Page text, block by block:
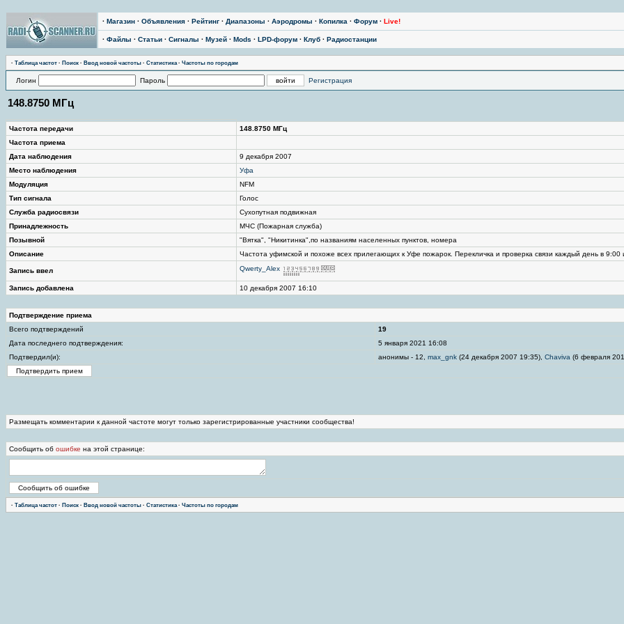
· Магазин · Объявления · Рейтинг · Диапазоны · Аэродромы · Копилка · Форум · Live!
· Файлы · Статьи · Сигналы · Музей · Mods · LPD-форум · Клуб · Радиостанции
· Таблица частот · Поиск · Ввод новой частоты · Статистика· Частоты по городам
Логин Пароль Регистрация
148.8750 МГц
Частота передачи
148.8750 МГц
Частота приема
Дата наблюдения
9 декабря 2007
Место наблюдения
Уфа
Модуляция
NFM
Тип сигнала
Голос
Служба радиосвязи
Сухопутная подвижная
Принадлежность
МЧС (Пожарная служба)
Позывной
"Вятка", "Никитинка",по названиям населенных пунктов, номера
Описание
Частота уфимской и похоже всех прилегающих к Уфе пожарок. Перекличка и проверка связи каждый день в 9:00
Запись ввел Qwerty_Alex
Запись добавлена 10 декабря 2007 16:10
Подтверждение приема
Всего подтверждений
19
Дата последнего подтверждения:
5 января 2021 16:08
Подтвердил(и):
анонимы - 12, max_gnk (24 декабря 2007 19:35), Chaviva (6 февраля
Размещать комментарии к данной частоте могут только зарегистрированные участники сообщества!
Сообщить об ошибке на этой странице:
· Таблица частот · Поиск · Ввод новой частоты · Статистика· Частоты по городам